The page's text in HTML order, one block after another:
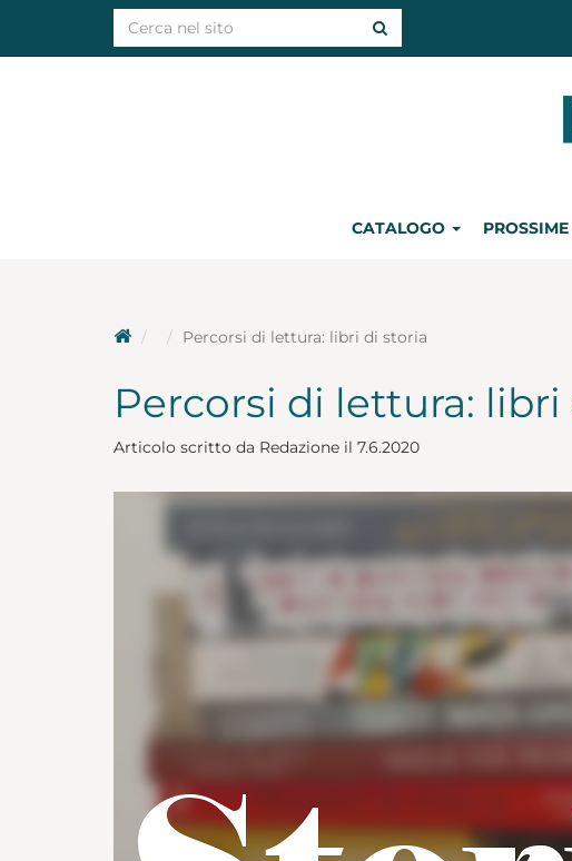
CATALOGO
Percorsi di lettura: libri di storia
Percorsi di lettura: libri
Articolo scritto da Redazione il 7.6.2020